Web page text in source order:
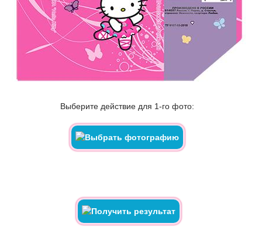
Выберите действие для 1-го фото: